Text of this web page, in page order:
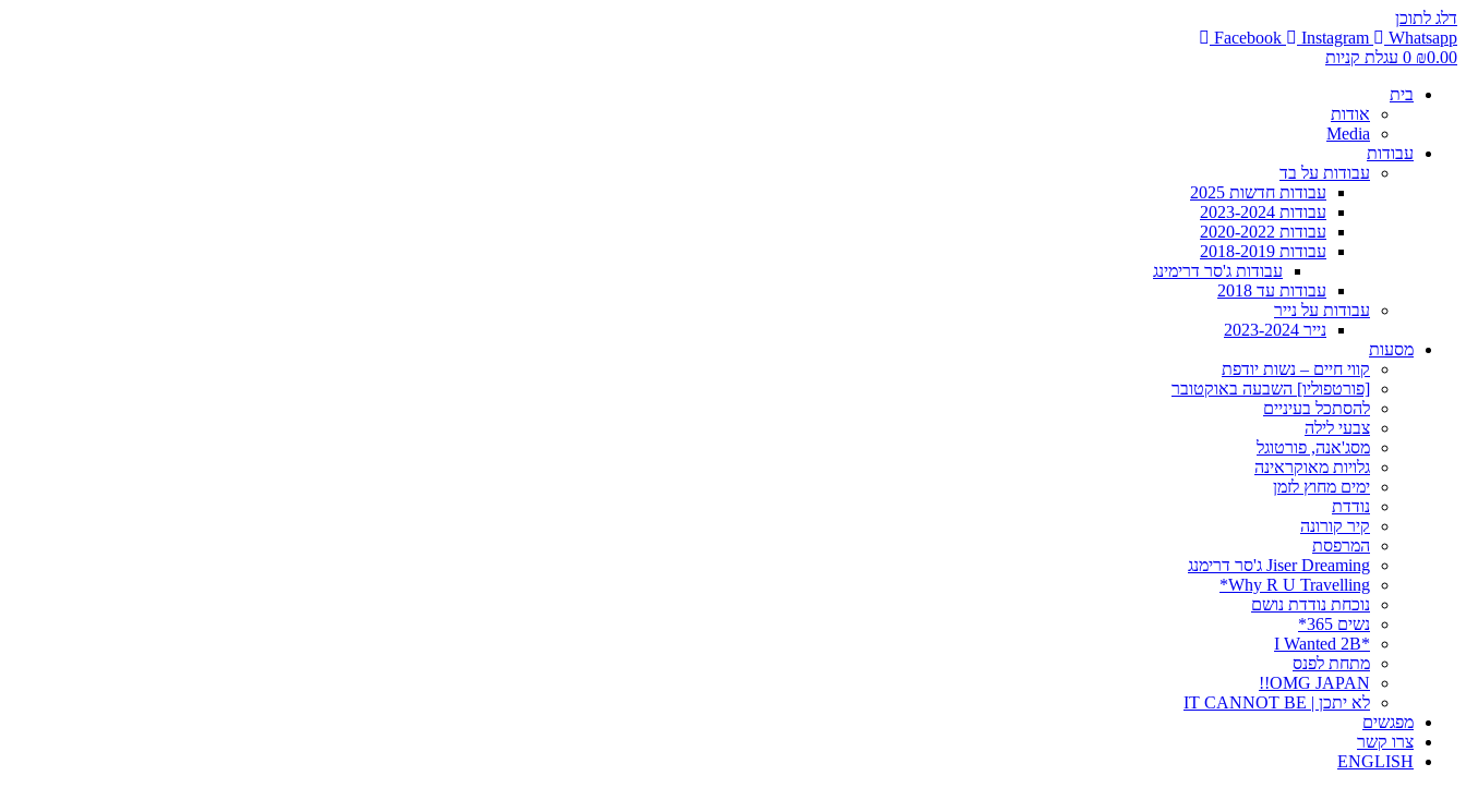
דלג לתוכן
Facebook
Instagram
Whatsapp
₪0.00
0 עגלת קניות
בית
אודות
Media
עבודות
עבודות על בד
עבודות חדשות 2025
עבודות 2023-2024
עבודות 2020-2022
עבודות 2018-2019
עבודות ג'סר דרימינג
עבודות עד 2018
עבודות על נייר
נייר 2023-2024
מסעות
קווי חיים – נשות יודפת
[פורטפוליו] השבעה באוקטובר
להסתכל בעיניים
צבעי לילה
מסג'אנה, פורטוגל
גלויות מאוקראינה
ימים מחוץ לזמן
נודדת
קיר קורונה
המרפסת
Jiser Dreaming ג'סר דרימנג
Why R U Travelling*
נוכחת נודדת נושם
נשים 365*
*I Wanted 2B
מתחת לפנס
OMG JAPAN!!
לא יתכן | IT CANNOT BE
מפגשים
צרו קשר
ENGLISH